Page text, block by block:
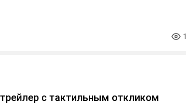
с тактильным откликом